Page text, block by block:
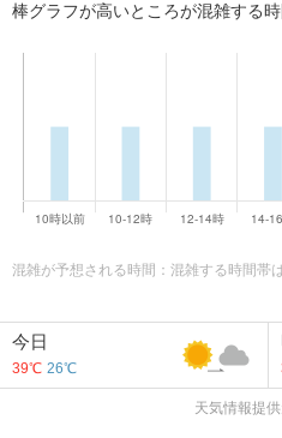
棒グラフが高いところが混雑する時
混雑が予想される時間：混雑する時間帯
今日
39℃ 26℃
天気情報提